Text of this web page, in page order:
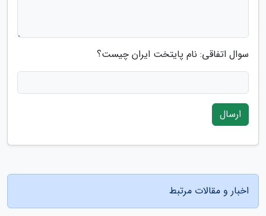
سوال اتفاقی: نام پایتخت ایران چیست؟
ارسال
اخبار و مقالات مرتبط